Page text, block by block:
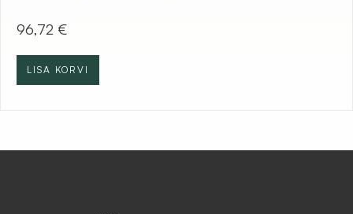
96,72 €
LISA KORVI